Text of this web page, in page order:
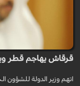
قرقاش يهاجم قطر
اتهم وزير الدولة للشؤون